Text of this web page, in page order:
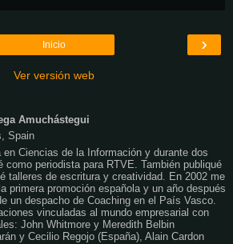
›
Inicio
Ver versión web
Amuchástegui
Spain
Ciencias de la Información y durante dos
como periodista para RTVE. También publiqué
talleres de escritura y creatividad. En 2002 me
primera promoción española y un año después
un despacho de Coaching en el País Vasco.
vinculadas al mundo empresarial con
John Whitmore y Meredith Belbin
y Cecilio Regojo (España), Alain Cardon